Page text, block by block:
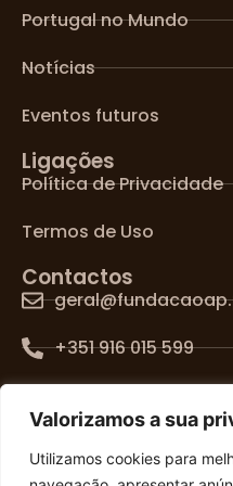
Valorizamos a sua
Utilizamos cookies para
Portugal no Mundo
Notícias
Eventos futuros
Ligações
Política de Privacidade
Termos de Uso
Contactos
+351 916 015 599
SIGA-NOS NAS